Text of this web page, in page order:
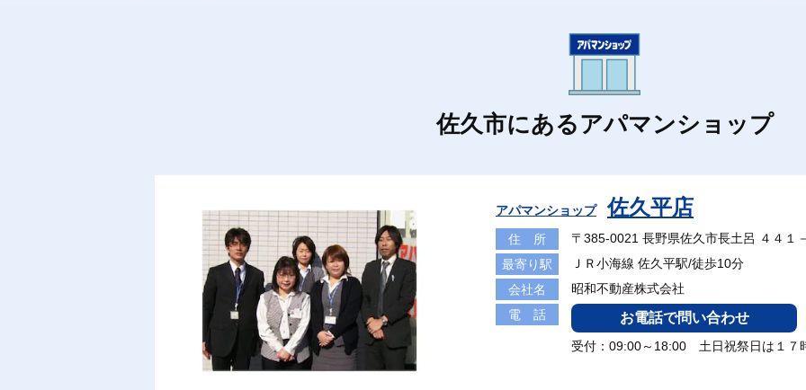
佐久市にあるアパマンショップ
アパマンショップ 佐久平店
住 所
〒385-0021 長野県佐久市長土呂 ４４１
最寄り駅
ＪＲ小海線 佐久平駅/徒歩10分
会社名
昭和不動産株式会社
電 話
お電話で問い合わせ
受付：09:00～18:00 土日祝祭日は１７